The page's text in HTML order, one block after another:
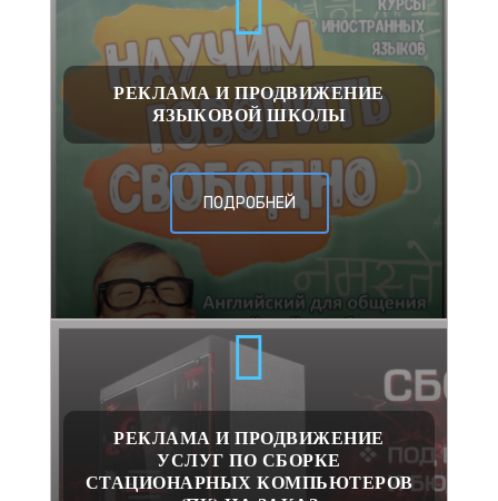
РЕКЛАМА И ПРОДВИЖЕНИЕ
ЯЗЫКОВОЙ ШКОЛЫ
ПОДРОБНЕЙ
РЕКЛАМА И ПРОДВИЖЕНИЕ
УСЛУГ ПО СБОРКЕ
СТАЦИОНАРНЫХ КОМПЬЮТЕРОВ